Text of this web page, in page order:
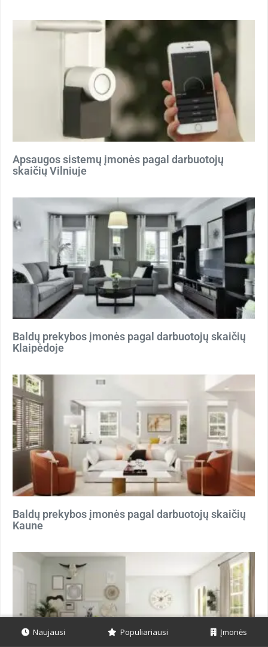
Apsaugos sistemų įmonės pagal darbuotojų
skaičių Vilniuje
Baldų prekybos įmonės pagal darbuotojų skaičių
Klaipėdoje
Baldų prekybos įmonės pagal darbuotojų skaičių
Kaune
Naujausi Populiariausi Įmonės